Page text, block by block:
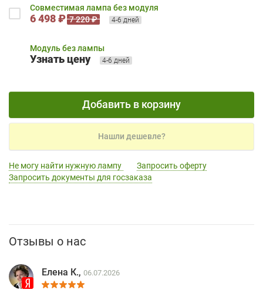
Совместимая лампа без модуля
6 498 ₽ 7 220 ₽ 4-6 дней
Модуль без лампы
Узнать цену 4-6 дней
Добавить в корзину
Нашли дешевле?
Не могу найти нужную лампу
Запросить оферту
Запросить документы для госзаказа
Отзывы о нас
Елена К., 06.07.2026